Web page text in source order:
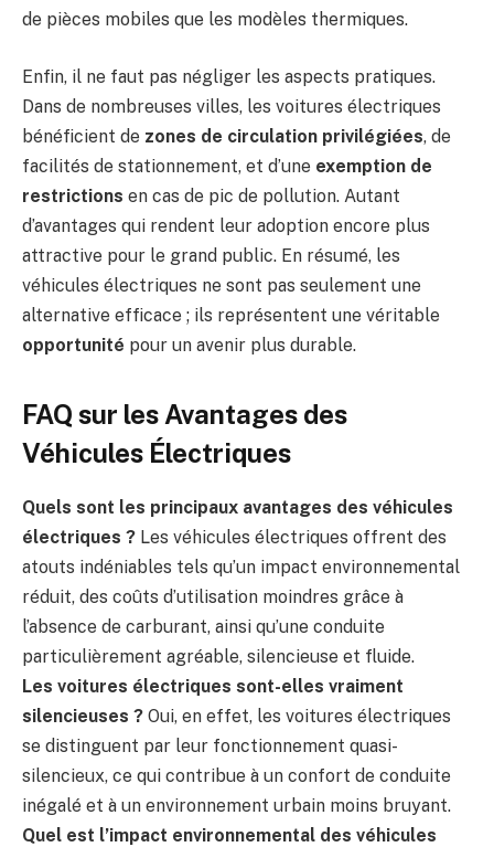
de pièces mobiles que les modèles thermiques.
Enfin, il ne faut pas négliger les aspects pratiques.
Dans de nombreuses villes, les voitures électriques
bénéficient de zones de circulation privilégiées, de
facilités de stationnement, et d’une exemption de
restrictions en cas de pic de pollution. Autant
d’avantages qui rendent leur adoption encore plus
attractive pour le grand public. En résumé, les
véhicules électriques ne sont pas seulement une
alternative efficace ; ils représentent une véritable
opportunité pour un avenir plus durable.
FAQ sur les Avantages des
Véhicules Électriques
Quels sont les principaux avantages des véhicules
électriques ? Les véhicules électriques offrent des
atouts indéniables tels qu’un impact environnemental
réduit, des coûts d’utilisation moindres grâce à
l’absence de carburant, ainsi qu’une conduite
particulièrement agréable, silencieuse et fluide.
Les voitures électriques sont-elles vraiment
silencieuses ? Oui, en effet, les voitures électriques
se distinguent par leur fonctionnement quasi-
silencieux, ce qui contribue à un confort de conduite
inégalé et à un environnement urbain moins bruyant.
Quel est l’impact environnemental des véhicules